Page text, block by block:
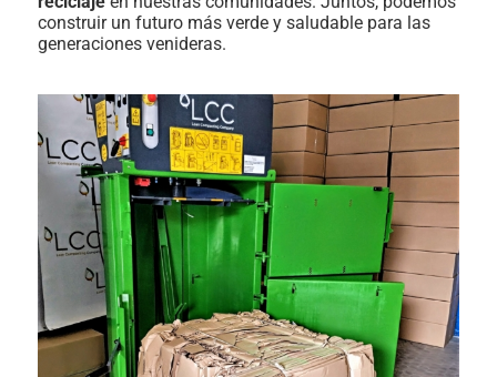
construir un futuro más verde y saludable para las
generaciones venideras.